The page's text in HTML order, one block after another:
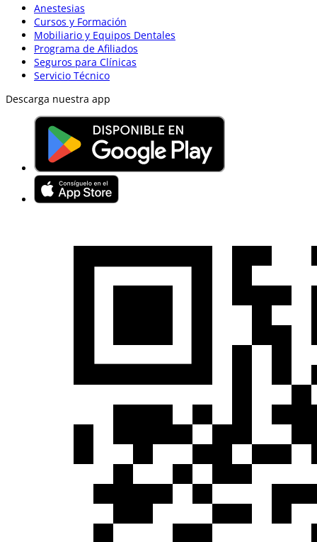
Anestesias
Cursos y Formación
Mobiliario y Equipos Dentales
Programa de Afiliados
Seguros para Clínicas
Servicio Técnico
Descarga nuestra app